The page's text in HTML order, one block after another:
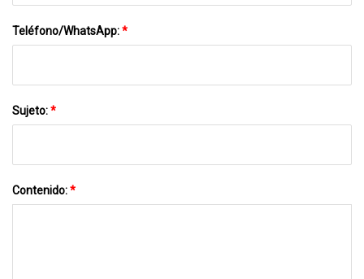
Teléfono/WhatsApp:*
Sujeto:*
Contenido:*